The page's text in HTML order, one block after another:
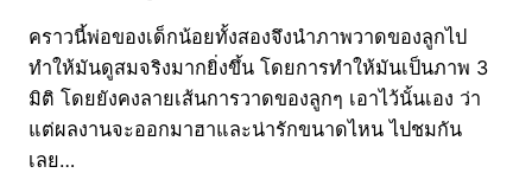
คราวนี้พ่อของเด็กน้อยทั้งสองจึงนำภาพวาดของลูกไป
ทำให้มันดูสมจริงมากยิ่งขึ้น โดยการทำให้มันเป็นภาพ 3
มิติ โดยยังคงลายเส้นการวาดของลูกๆ เอาไว้นั้นเอง ว่า
แต่ผลงานจะออกมาฮาและน่ารักขนาดไหน ไปชมกัน
เลย…